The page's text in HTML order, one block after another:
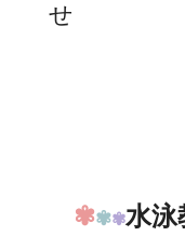
せ
✾✾✾水泳